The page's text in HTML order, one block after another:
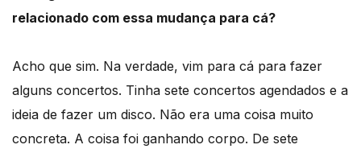
relacionado com essa mudança para cá?
Acho que sim. Na verdade, vim para cá para fazer
alguns concertos. Tinha sete concertos agendados e a
ideia de fazer um disco. Não era uma coisa muito
concreta. A coisa foi ganhando corpo. De sete